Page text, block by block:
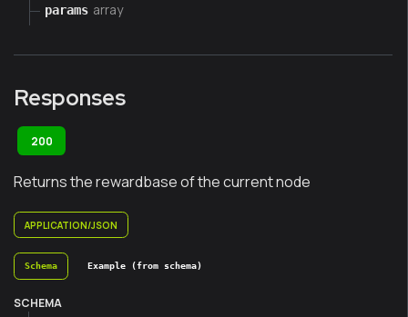
params array
Responses
200
Returns the rewardbase of the current node
APPLICATION/JSON
Schema Example (from schema)
SCHEMA